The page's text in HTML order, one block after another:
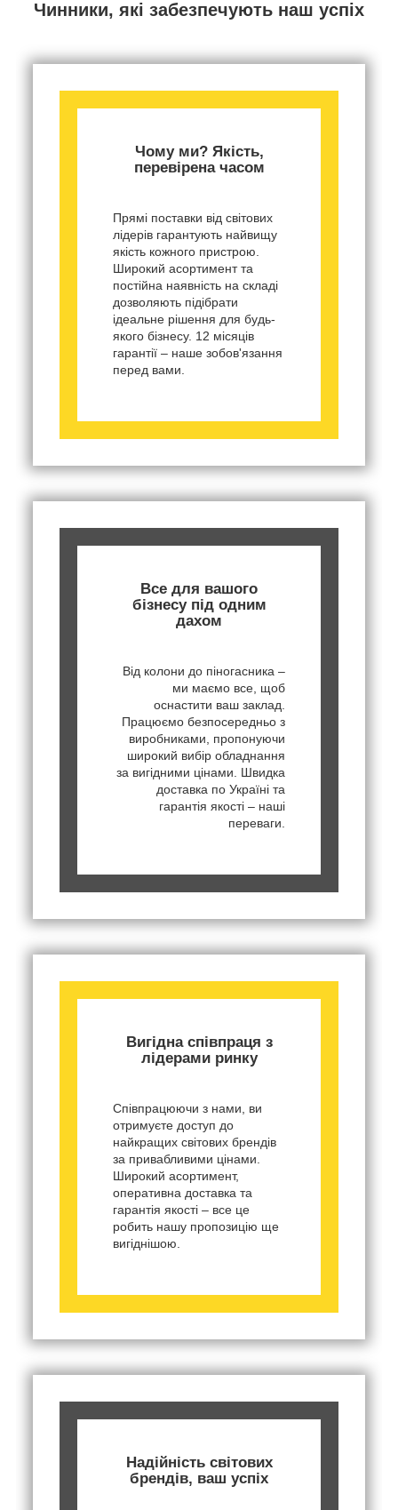
Чинники, які забезпечують наш успіх
Чому ми? Якість,
перевірена часом
Прямі поставки від світових
лідерів гарантують найвищу
якість кожного пристрою.
Широкий асортимент та
постійна наявність на складі
дозволяють підібрати
ідеальне рішення для будь-
якого бізнесу. 12 місяців
гарантії – наше зобов'язання
перед вами.
Все для вашого
бізнесу під одним
дахом
Від колони до піногасника –
ми маємо все, щоб
оснастити ваш заклад.
Працюємо безпосередньо з
виробниками, пропонуючи
широкий вибір обладнання
за вигідними цінами. Швидка
доставка по Україні та
гарантія якості – наші
переваги.
Вигідна співпраця з
лідерами ринку
Співпрацюючи з нами, ви
отримуєте доступ до
найкращих світових брендів
за привабливими цінами.
Широкий асортимент,
оперативна доставка та
гарантія якості – все це
робить нашу пропозицію ще
вигіднішою.
Надійність світових
брендів, ваш успіх